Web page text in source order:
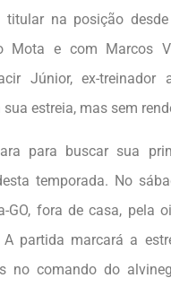
titular na posição
Mota e com Marcos
Júnior, ex-treinador
estreia, mas sem
para buscar sua
temporada. No
GO, fora de casa, pela
partida marcará a
no comando do